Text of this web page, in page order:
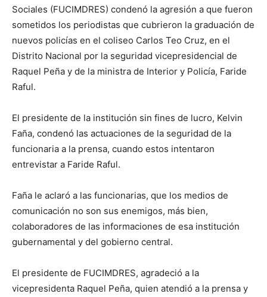
Sociales (FUCIMDRES) condenó la agresión a que fueron
sometidos los periodistas que cubrieron la graduación de
nuevos policías en el coliseo Carlos Teo Cruz, en el
Distrito Nacional por la seguridad vicepresidencial de
Raquel Peña y de la ministra de Interior y Policía, Faride
Raful.
El presidente de la institución sin fines de lucro, Kelvin
Faña, condenó las actuaciones de la seguridad de la
funcionaria a la prensa, cuando estos intentaron
entrevistar a Faride Raful.
Faña le aclaró a las funcionarias, que los medios de
comunicación no son sus enemigos, más bien,
colaboradores de las informaciones de esa institución
gubernamental y del gobierno central.
El presidente de FUCIMDRES, agradeció a la
vicepresidenta Raquel Peña, quien atendió a la prensa y